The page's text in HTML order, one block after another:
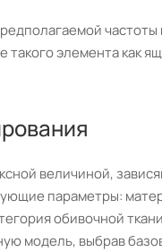
элемента как
величиной,
параметры:
обивочной
модель, выбрав